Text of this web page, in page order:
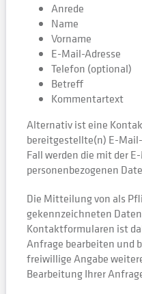
Anrede
Name
Vorname
E-Mail-Adresse
Telefon (optional)
Betreff
Kommentartext
Alternativ ist eine
bereitgestellte(n) E-
Fall werden die mit der
personenbezogenen
Die Mitteilung von als
gekennzeichneten
Kontaktformularen ist
Anfrage bearbeiten und
freiwillige Angabe
Bearbeitung Ihrer